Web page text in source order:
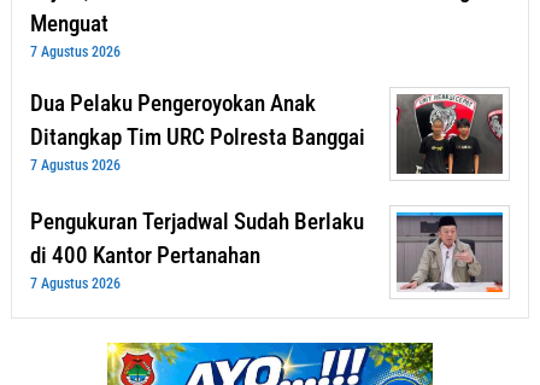
Menguat
7 Agustus 2026
Dua Pelaku Pengeroyokan Anak
Ditangkap Tim URC Polresta Banggai
7 Agustus 2026
Pengukuran Terjadwal Sudah Berlaku
di 400 Kantor Pertanahan
7 Agustus 2026